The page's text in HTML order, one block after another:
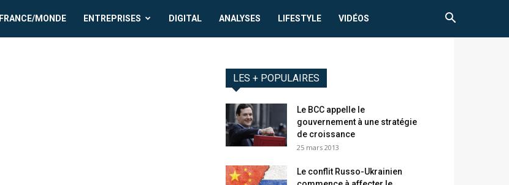
FRANCE/MONDE ENTREPRISES DIGITAL ANALYSES LIFESTYLE VIDÉOS
LES + POPULAIRES
Le BCC appelle le
gouvernement à une stratégie
de croissance
25 mars 2013
Le conflit Russo-Ukrainien